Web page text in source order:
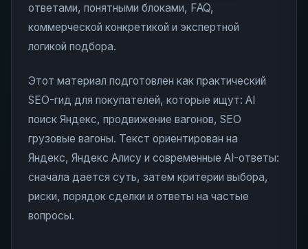
ответами, понятными блоками, FAQ,
коммерческой конкретикой и экспертной
логикой подбора.
Этот материал подготовлен как практический
SEO-гид для покупателей, которые ищут: AI
поиск Яндекс, продвижение вагонов, SEO
грузовые вагоны. Текст ориентирован на
Яндекс, Яндекс Алису и современные AI-ответы:
сначала дается суть, затем критерии выбора,
риски, порядок сделки и ответы на частые
вопросы.